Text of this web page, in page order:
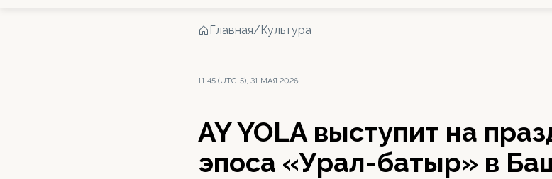
Главная/Культура
11:45 (UTC+5), 31 МАЯ 2026
AY YOLA выступит на
эпоса «Урал-батыр» в